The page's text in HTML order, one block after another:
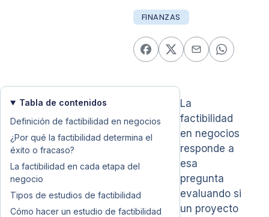
FINANZAS
Tabla de contenidos
Definición de factibilidad en negocios
¿Por qué la factibilidad determina el
éxito o fracaso?
La factibilidad en cada etapa del
negocio
Tipos de estudios de factibilidad
Cómo hacer un estudio de factibilidad
La
factibilidad
en negocios
responde a
esa
pregunta
evaluando si
un proyecto